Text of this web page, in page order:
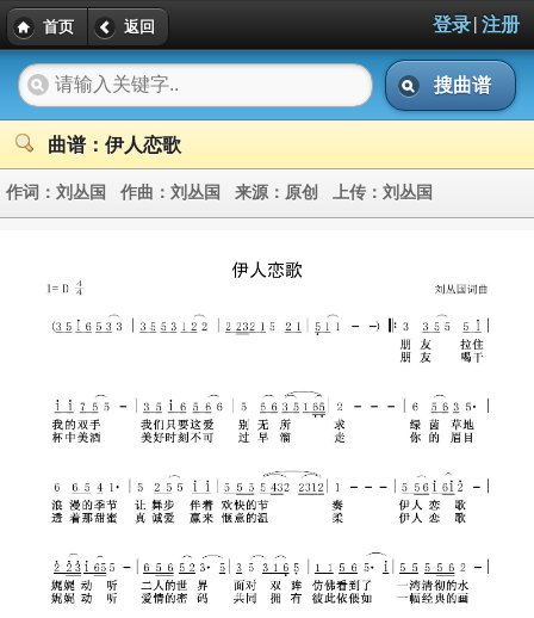
首页 返回 登录| 注册
搜曲谱
曲谱：伊人恋歌
作词： 刘丛国 作曲： 刘丛国 来源： 原创 上传： 刘丛国